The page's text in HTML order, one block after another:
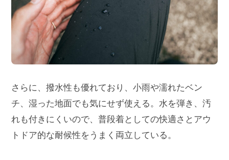
さらに、撥水性も優れており、小雨や濡れたベン
チ、湿った地面でも気にせず使える。水を弾き、汚
れも付きにくいので、普段着としての快適さとアウ
トドア的な耐候性をうまく両立している。